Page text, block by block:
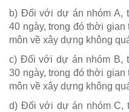
b) Đối với dự án nhóm A,
40 ngày, trong đó thời
môn về xây dựng không
c) Đối với dự án nhóm B,
30 ngày, trong đó thời
môn về xây dựng không
d) Đối với dự án nhóm C,